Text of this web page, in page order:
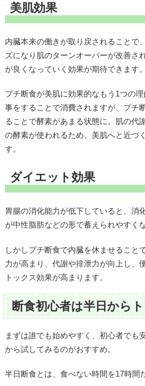
美肌効果
内臓本来の働きが取り戻されることで
ズになり肌のターンオーバーが改善さ
が良くなっていく効果が期待できます。
プチ断食が美肌に効果的なもう1つの
事をすることで消費されますが、プチ
ることで酵素があまる状態に。肌の代
の酵素が使われるため、美肌へと近づ
す。
ダイエット効果
胃腸の消化能力が低下していると、消
が中性脂肪などの形で蓄えられやすく
しかしプチ断食で内臓を休ませること
力が高まり、代謝や排泄力が向上し、
トックス効果が高まります。
断食初心者は半日からト
まずは誰でも始めやすく、初心者でも
から試してみるのがおすすめ。
半日断食とは、食べない時間を17時間